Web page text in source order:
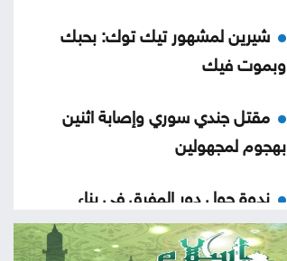
شيرين لمشهور تيك توك: بحبك
وبموت فيك
مقتل جندي سوري وإصابة اثنين
بهجوم لمجهولين
ندوة حول دور المفرق في بناء
السردية الأردنية غداً